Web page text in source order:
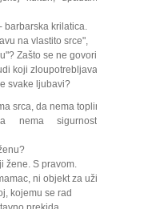
barbarska krilatica.
na vlastito srce",
Zašto se ne govori
koji zloupotrebljavaju
svake ljubavi?
srca, da nema topline,
nema sigurnosti i
žene. S pravom.
ni objekt za užitke.
kojemu se rad